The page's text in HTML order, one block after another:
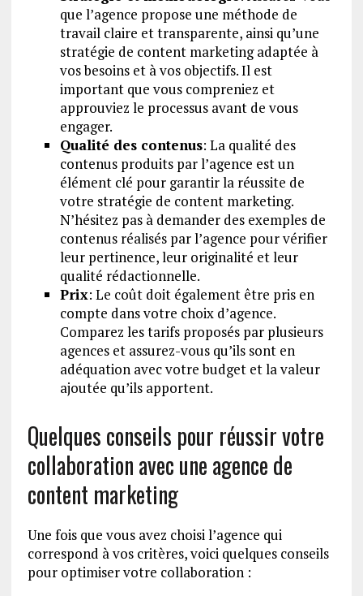
que l’agence propose une méthode de
travail claire et transparente, ainsi qu’une
stratégie de content marketing adaptée à
vos besoins et à vos objectifs. Il est
important que vous compreniez et
approuviez le processus avant de vous
engager.
Qualité des contenus: La qualité des
contenus produits par l’agence est un
élément clé pour garantir la réussite de
votre stratégie de content marketing.
N’hésitez pas à demander des exemples de
contenus réalisés par l’agence pour vérifier
leur pertinence, leur originalité et leur
qualité rédactionnelle.
Prix: Le coût doit également être pris en
compte dans votre choix d’agence.
Comparez les tarifs proposés par plusieurs
agences et assurez-vous qu’ils sont en
adéquation avec votre budget et la valeur
ajoutée qu’ils apportent.
Quelques conseils pour réussir votre
collaboration avec une agence de
content marketing
Une fois que vous avez choisi l’agence qui
correspond à vos critères, voici quelques conseils
pour optimiser votre collaboration :